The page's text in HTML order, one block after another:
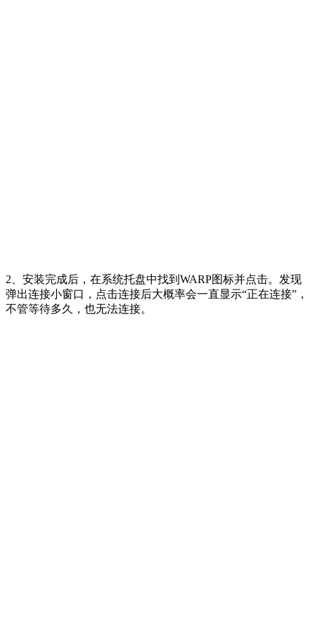
2、安装完成后，在系统托盘中找到WARP图标并点击。发现
弹出连接小窗口，点击连接后大概率会一直显示“正在连接”，
不管等待多久，也无法连接。